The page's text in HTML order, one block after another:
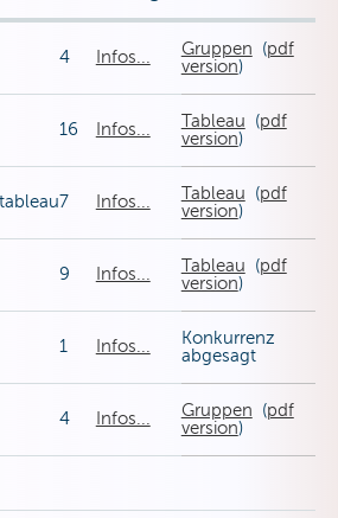
4 Infos... Gruppen (pdf
version)
16 Infos... Tableau (pdf
version)
7 Infos... Tableau (pdf
version)
9 Infos... Tableau (pdf
version)
1 Infos...
Konkurrenz
abgesagt
4 Infos... Gruppen (pdf
version)